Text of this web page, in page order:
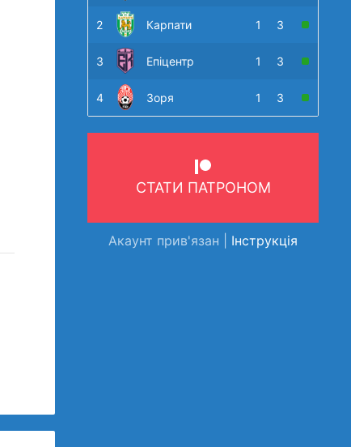
2 Карпати 1 3
3 Епіцентр 1 3
4 Зоря 1 3
СТАТИ ПАТРОНОМ
Акаунт прив'язан | Інструкція